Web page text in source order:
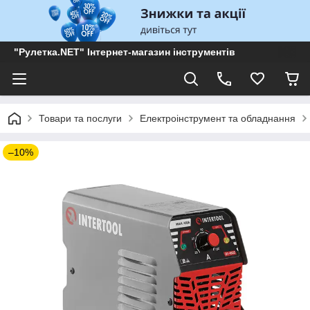
"Рулетка.NET" Інтернет-магазин інструментів
Товари та послуги Електроінструмент та обладнання
–10%